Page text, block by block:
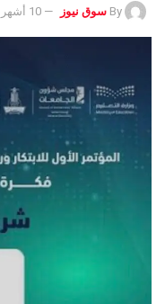
By سوق نيوز 10 أشهر Ago